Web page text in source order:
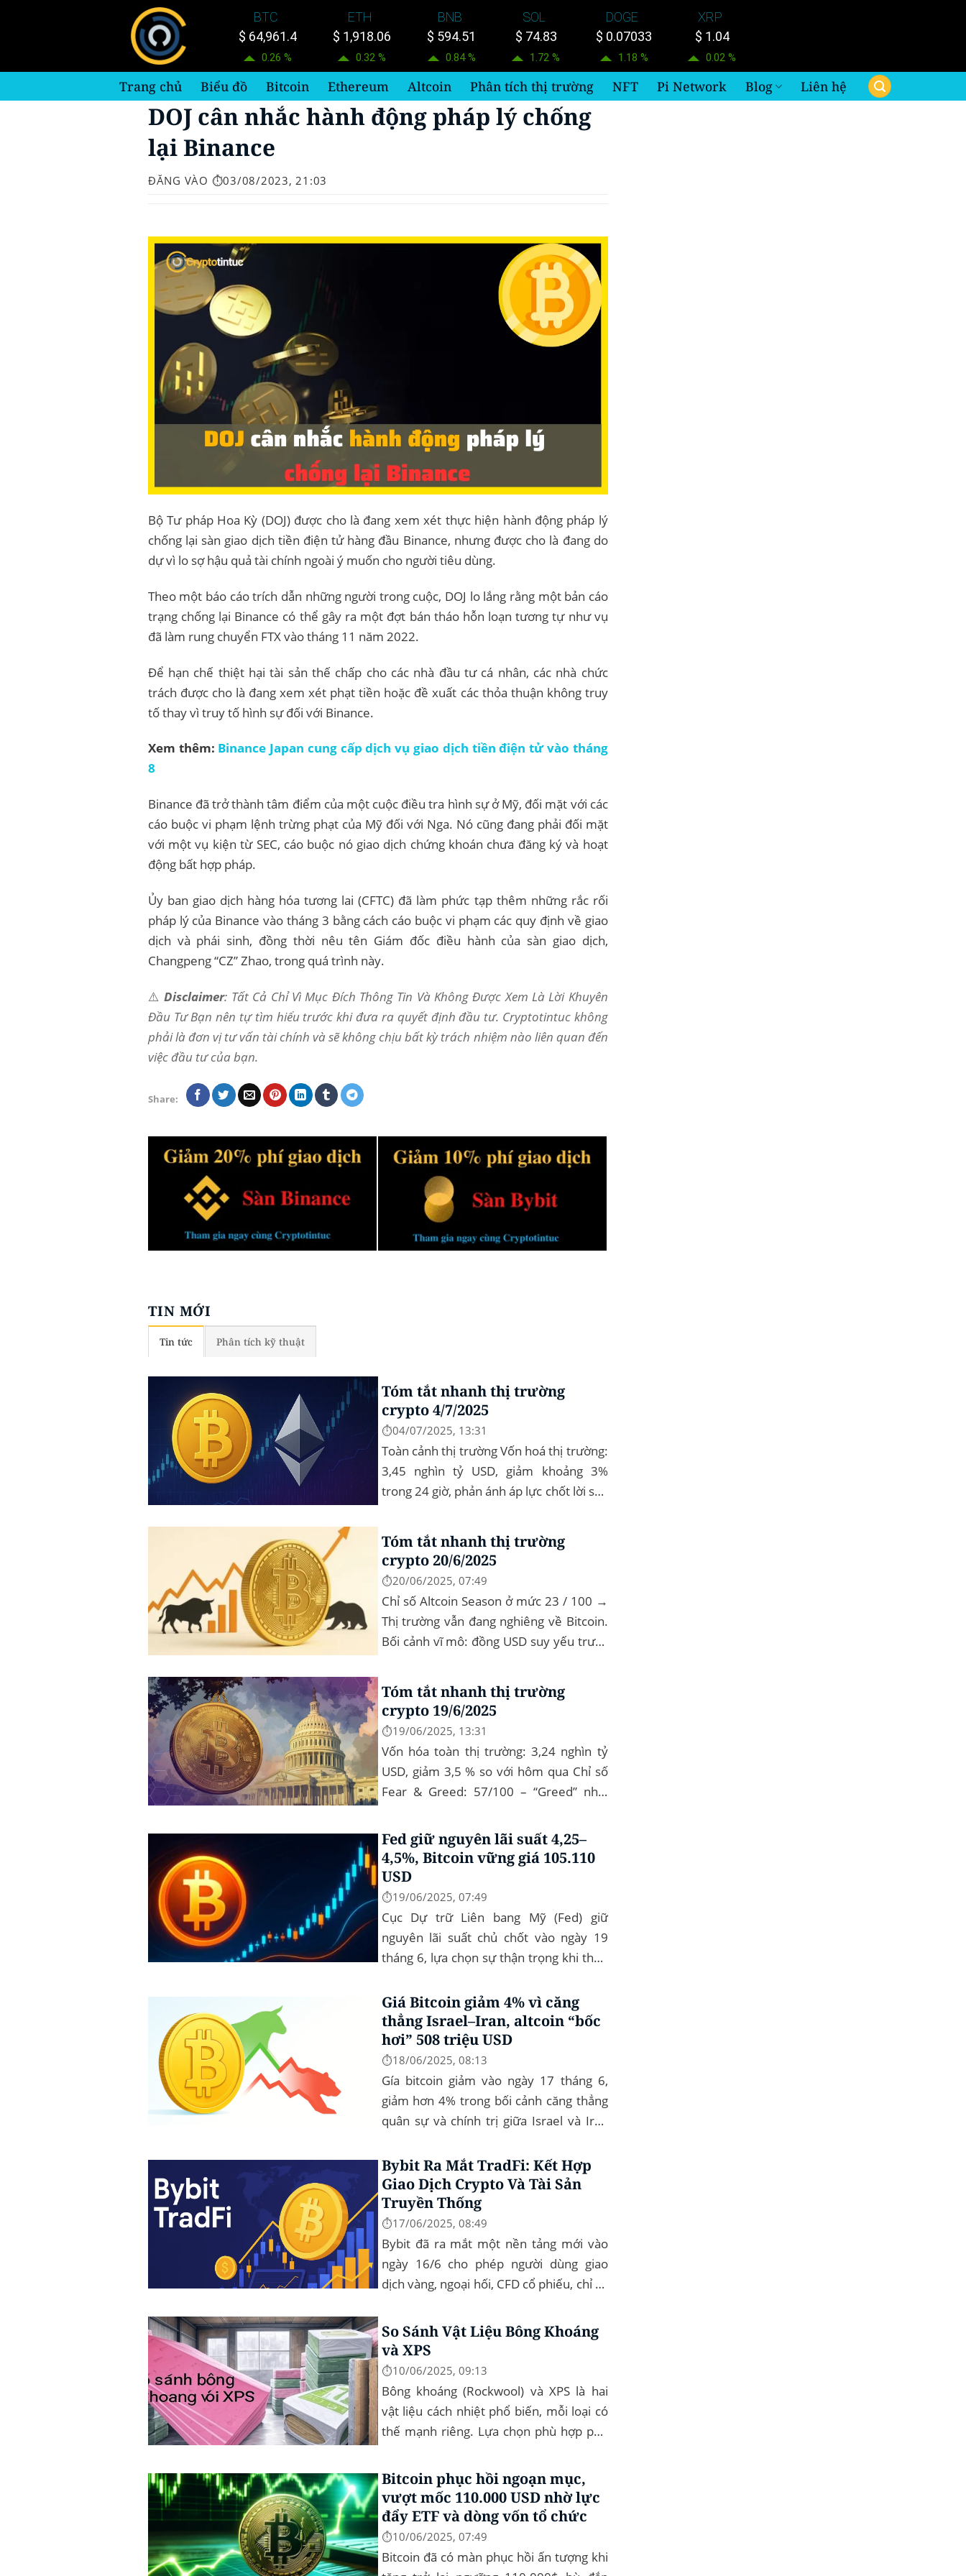
BTC
$ 64,961.4
0.26 %
ETH
$ 1,918.06
0.32 %
BNB
$ 594.51
0.84 %
SOL
$ 74.83
1.72 %
DOGE
$ 0.07033
1.18 %
XRP
$ 1.04
0.02 %
Trang chủ Biểu đồ Bitcoin Ethereum Altcoin Phân tích thị trường NFT Pi Network Blog Liên hệ
DOJ cân nhắc hành động pháp lý chống
lại Binance
ĐĂNG VÀO ⏱️03/08/2023, 21:03
Bộ Tư pháp Hoa Kỳ (DOJ) được cho là đang xem xét thực hiện hành động pháp lý
chống lại sàn giao dịch tiền điện tử hàng đầu Binance, nhưng được cho là đang do
dự vì lo sợ hậu quả tài chính ngoài ý muốn cho người tiêu dùng.
Theo một báo cáo trích dẫn những người trong cuộc, DOJ lo lắng rằng một bản cáo
trạng chống lại Binance có thể gây ra một đợt bán tháo hỗn loạn tương tự như vụ
đã làm rung chuyển FTX vào tháng 11 năm 2022.
Để hạn chế thiệt hại tài sản thế chấp cho các nhà đầu tư cá nhân, các nhà chức
trách được cho là đang xem xét phạt tiền hoặc đề xuất các thỏa thuận không truy
tố thay vì truy tố hình sự đối với Binance.
Xem thêm: Binance Japan cung cấp dịch vụ giao dịch tiền điện tử vào tháng
8
Binance đã trở thành tâm điểm của một cuộc điều tra hình sự ở Mỹ, đối mặt với các
cáo buộc vi phạm lệnh trừng phạt của Mỹ đối với Nga. Nó cũng đang phải đối mặt
với một vụ kiện từ SEC, cáo buộc nó giao dịch chứng khoán chưa đăng ký và hoạt
động bất hợp pháp.
Ủy ban giao dịch hàng hóa tương lai (CFTC) đã làm phức tạp thêm những rắc rối
pháp lý của Binance vào tháng 3 bằng cách cáo buộc vi phạm các quy định về giao
dịch và phái sinh, đồng thời nêu tên Giám đốc điều hành của sàn giao dịch,
Changpeng “CZ” Zhao, trong quá trình này.
⚠️Disclaimer: Tất Cả Chỉ Vì Mục Đích Thông Tin Và Không Được Xem Là Lời Khuyên
Đầu Tư Bạn nên tự tìm hiểu trước khi đưa ra quyết định đầu tư. Cryptotintuc không
phải là đơn vị tư vấn tài chính và sẽ không chịu bất kỳ trách nhiệm nào liên quan đến
việc đầu tư của bạn.
Share:
TIN MỚI
Tin tức Phân tích kỹ thuật
Tóm tắt nhanh thị trường
crypto 4/7/2025
⏱️04/07/2025, 13:31
Toàn cảnh thị trường Vốn hoá thị trường:
3,45 nghìn tỷ USD, giảm khoảng 3%
trong 24 giờ, phản ánh áp lực chốt lời sau
dominance: ở mức 63%, giữ vững vai
trò...
Tóm tắt nhanh thị trường
crypto 20/6/2025
⏱️20/06/2025, 07:49
Chỉ số Altcoin Season ở mức 23 / 100 →
Thị trường vẫn đang nghiêng về Bitcoin.
Bối cảnh vĩ mô: đồng USD suy yếu trước
tìm đến vàng và crypto như “nơi...
Tóm tắt nhanh thị trường
crypto 19/6/2025
⏱️19/06/2025, 13:31
Vốn hóa toàn thị trường: 3,24 nghìn tỷ
USD, giảm 3,5 % so với hôm qua Chỉ số
Fear & Greed: 57/100 – “Greed” nhẹ,
vững 104 k USD sẽ...
Fed giữ nguyên lãi suất 4,25–
4,5%, Bitcoin vững giá 105.110
USD
⏱️19/06/2025, 07:49
Cục Dự trữ Liên bang Mỹ (Fed) giữ
nguyên lãi suất chủ chốt vào ngày 19
tháng 6, lựa chọn sự thận trọng khi theo
toàn cầu. Bitcoin (BTC) hầu...
Giá Bitcoin giảm 4% vì căng
thẳng Israel–Iran, altcoin “bốc
hơi” 508 triệu USD
⏱️18/06/2025, 08:13
Gía bitcoin giảm vào ngày 17 tháng 6,
giảm hơn 4% trong bối cảnh căng thẳng
quân sự và chính trị giữa Israel và Iran
mức thấp nhất trong ngày là...
Bybit Ra Mắt TradFi: Kết Hợp
Giao Dịch Crypto Và Tài Sản
Truyền Thống
⏱️17/06/2025, 08:49
Bybit đã ra mắt một nền tảng mới vào
ngày 16/6 cho phép người dùng giao
dịch vàng, ngoại hối, CFD cổ phiếu, chỉ số
dụng của mình – đây...
So Sánh Vật Liệu Bông Khoáng
và XPS
⏱️10/06/2025, 09:13
Bông khoáng (Rockwool) và XPS là hai
vật liệu cách nhiệt phổ biến, mỗi loại có
thế mạnh riêng. Lựa chọn phù hợp phụ
như chống cháy, cách âm, hay...
Bitcoin phục hồi ngoạn mục,
vượt mốc 110.000 USD nhờ lực
đẩy ETF và dòng vốn tổ chức
⏱️10/06/2025, 07:49
Bitcoin đã có màn phục hồi ấn tượng khi